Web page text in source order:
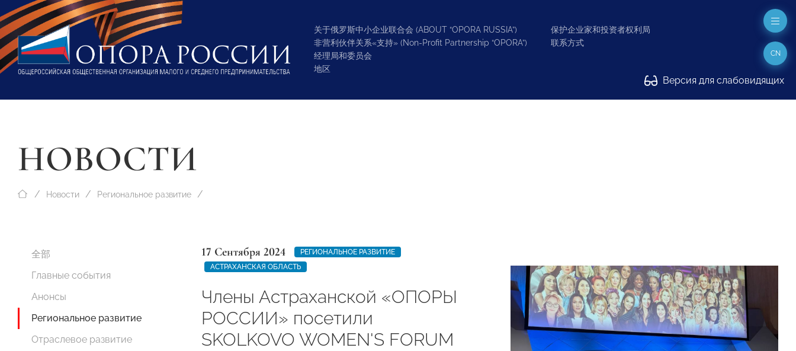
关于俄罗斯中小企业联合会 (ABOUT “OPORA RUSSIA”)
非营利伙伴关系«支持» (Non-Profit Partnership “OPORA”)
经理局和委员会
地区
保护企业家和投资者权利局
联系方式
Версия для слабовидящих
CN
НОВОСТИ
Новости Региональное развитие
全部
Главные события
Анонсы
Региональное развитие
Отраслевое развитие
17 Сентября 2024
РЕГИОНАЛЬНОЕ РАЗВИТИЕ
АСТРАХАНСКАЯ ОБЛАСТЬ
Члены Астраханской «ОПОРЫ
РОССИИ» посетили
SKOLKOVO WOMEN'S FORUM